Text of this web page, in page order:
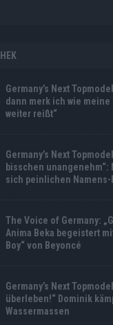
Germany’s Next
dann merk ich wie meine
weiter reißt“
Germany’s Next
bisschen
sich peinlichen Namens-
The Voice of Germany:
Anima Beka begeistert
Boy“ von Beyoncé
Germany’s Next
überleben!“ Dominik
Wassermassen